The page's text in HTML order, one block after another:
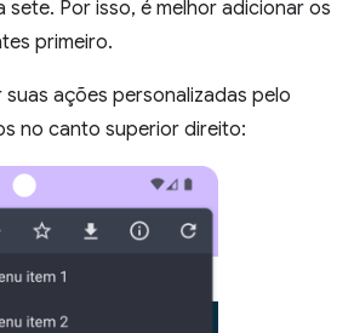
sete. Por isso, é melhor adicionar os
primeiro.
ações personalizadas pelo
no canto superior direito: